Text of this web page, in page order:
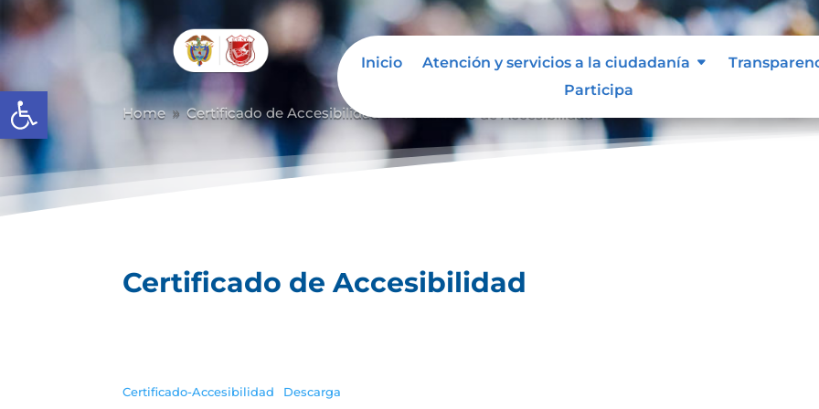
Abrir barra de herramientas
Inicio Atención y servicios a la ciudadanía
Participa
Home 9 Certificado de Accesibilidad
Certificado de Accesibilidad
Certificado-Accesibilidad Descarga